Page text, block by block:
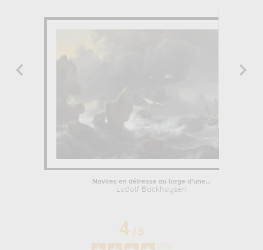
Navires en détresse au large d'une...
Ludolf Backhuysen
4/5